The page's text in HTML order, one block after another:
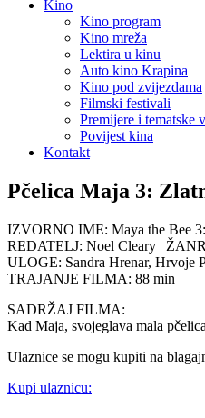
Kino
Kino program
Kino mreža
Lektira u kinu
Auto kino Krapina
Kino pod zvijezdama
Filmski festivali
Premijere i tematske
Povijest kina
Kontakt
Pčelica Maja 3:
IZVORNO IME: Maya the Bee
REDATELJ: Noel Cleary |
ULOGE: Sandra Hrenar, Hrvoje
TRAJANJE FILMA: 88 min
SADRŽAJ FILMA:
Kad Maja, svojeglava mala
Ulaznice se mogu kupiti na
Kupi ulaznicu: